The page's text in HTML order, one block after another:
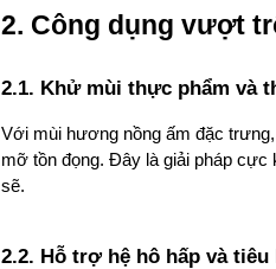
2. Công dụng vượt
2.1. Khử mùi thực phẩm và
Với mùi hương nồng ấm đặc
mỡ tồn đọng. Đây là giải pháp cực
sẽ.
2.2. Hỗ trợ hệ hô hấp và tiêu